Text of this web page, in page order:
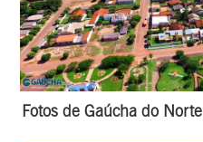
Fotos de Gaúcha do Norte